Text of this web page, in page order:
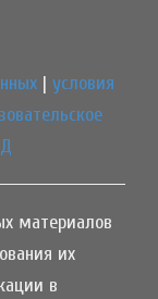
| условия
материалов
их
в